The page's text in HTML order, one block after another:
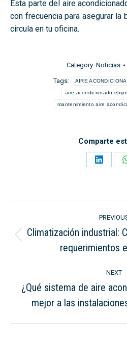
Esta parte del aire
con frecuencia para asegurar la
circula en tu oficina.
Category: Noticias
Tags: AIRE
aire acondicionado
mantenimiento aire
Comparte
Share
navigation
Climatización industrial:
requerimientos
NEXT
¿Qué sistema de aire
mejor a las